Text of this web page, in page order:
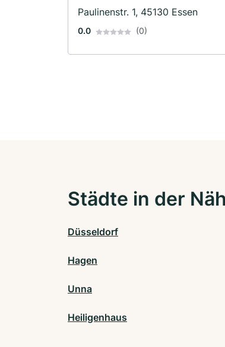
Paulinenstr. 1, 45130 Essen
0.0 (0)
Städte in der
Düsseldorf
Hagen
Unna
Heiligenhaus